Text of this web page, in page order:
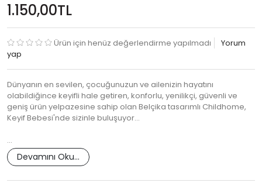
1.150,00TL
Ürün için henüz değerlendirme yapılmadı
Yorum
yap
Dünyanın en sevilen, çocuğunuzun ve ailenizin hayatını
olabildiğince keyifli hale getiren, konforlu, yenilikçi, güvenli ve
geniş ürün yelpazesine sahip olan Belçika tasarımlı Childhome,
Keyif Bebesi'nde sizinle buluşuyor...
…
Devamını Oku...